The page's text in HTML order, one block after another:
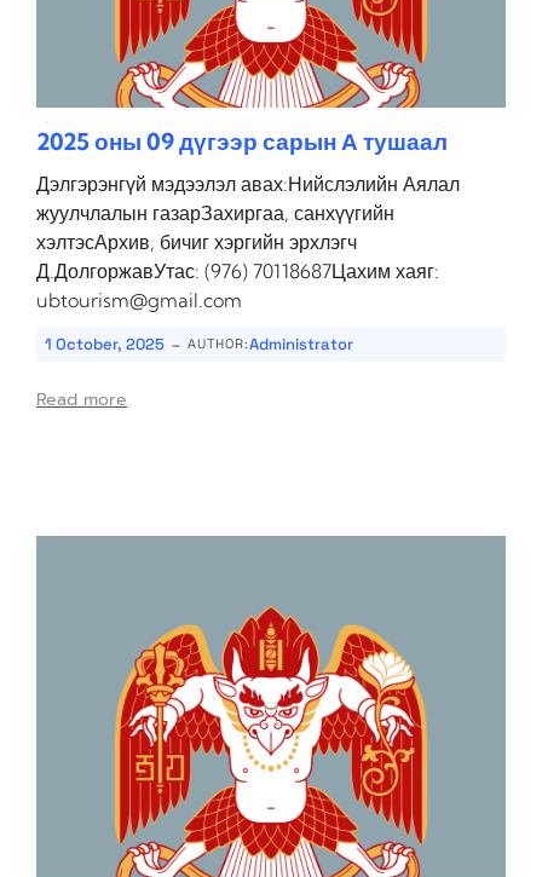
2025 оны 09 дүгээр сарын А тушаал
Дэлгэрэнгүй мэдээлэл авах:Нийслэлийн Аялал
жуулчлалын газарЗахиргаа, санхүүгийн
хэлтэсАрхив, бичиг хэргийн эрхлэгч
Д.ДолгоржавУтас: (976) 70118687Цахим хаяг:
ubtourism@gmail.com
1 October, 2025 - AUTHOR:Administrator
Read more